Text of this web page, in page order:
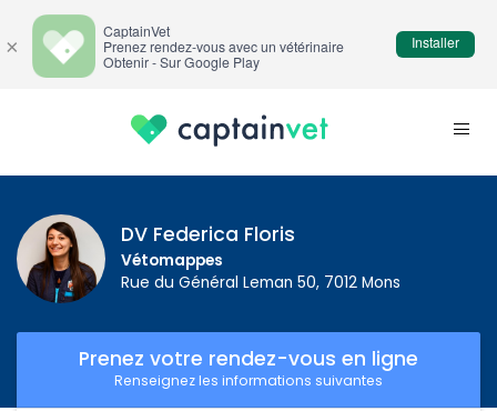
DV Federica Floris
Vétomappes
Rue du Général Leman 50, 7012 Mons
Prenez votre rendez-vous en ligne
Renseignez les informations suivantes
×
CaptainVet
Prenez rendez-vous avec un vétérinaire
Obtenir - Sur Google Play
Installer